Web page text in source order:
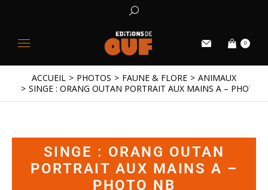
0
Vous êtes ici :
ACCUEIL PHOTOS FAUNE & FLORE
ANIMAUX
SINGE : ORANG OUTAN PORTRAIT AUX MAINS A – PHOTO
SINGE : ORANG OUTAN
PORTRAIT AUX MAINS A –
PHOTO NB